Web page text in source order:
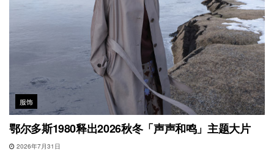
服饰
鄂尔多斯1980释出2026秋冬「声声和鸣」主题大片
2026年7月31日